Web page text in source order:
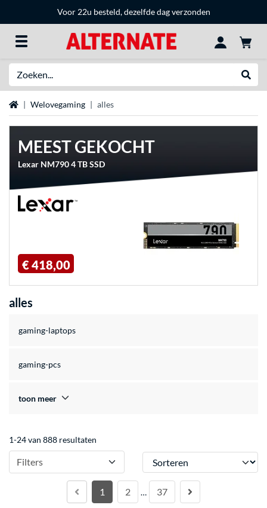
Voor 22u besteld, dezelfde dag verzonden
HomeWelovegaming alles
MEEST GEKOCHT
Lexar NM790 4 TB SSD
€ 418,00
alles
gaming-laptops
gaming-pcs
toon meer
1-24 van 888 resultaten
Filters Sorteren
1 2 … 37